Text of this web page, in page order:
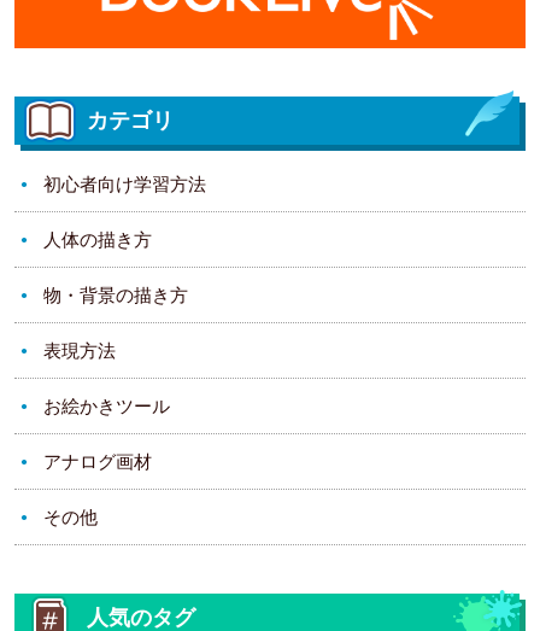
カテゴリ
初心者向け学習方法
人体の描き方
物・背景の描き方
表現方法
お絵かきツール
アナログ画材
その他
人気のタグ